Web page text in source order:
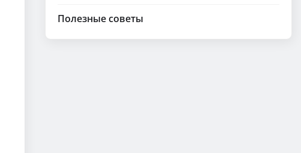
Полезные советы